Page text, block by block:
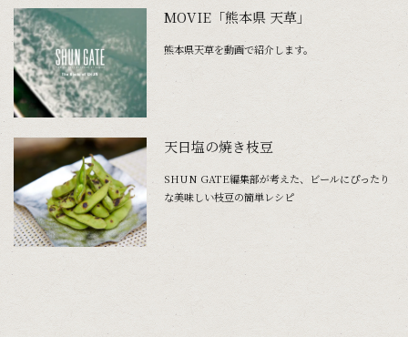
MOVIE「熊本県 天草」
熊本県天草を動画で紹介します。
天日塩の焼き枝豆
SHUN GATE編集部が考えた、ビールにぴったり
な美味しい枝豆の簡単レシピ